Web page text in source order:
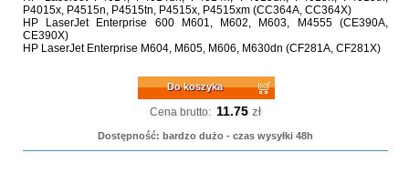
P4015x, P4515n, P4515tn, P4515x, P4515xm (CC364A, CC364X)
HP LaserJet Enterprise 600 M601, M602, M603, M4555 (CE390A,
CE390X)
HP LaserJet Enterprise M604, M605, M606, M630dn (CF281A, CF281X)
Do koszyka
Cena brutto: 11.75 zł
Dostępność: bardzo dużo - czas wysyłki 48h